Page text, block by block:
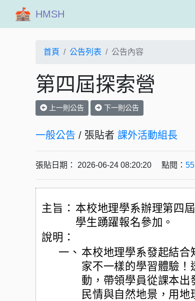
HMSH
首頁 公告列表 公告內容
第四屆探索營
上一則公告 下一則公告
一般公告 / 張貼者 課外活動組長
張貼日期： 2026-06-24 08:20:20 點閱： 55
主旨： 本校地理學系辦理第四
學生踴躍報名參加。
說明：
一、 本校地理學系發起結
家不一樣的學習體驗
動，帶領學員從課本出
民情與自然地景，用地